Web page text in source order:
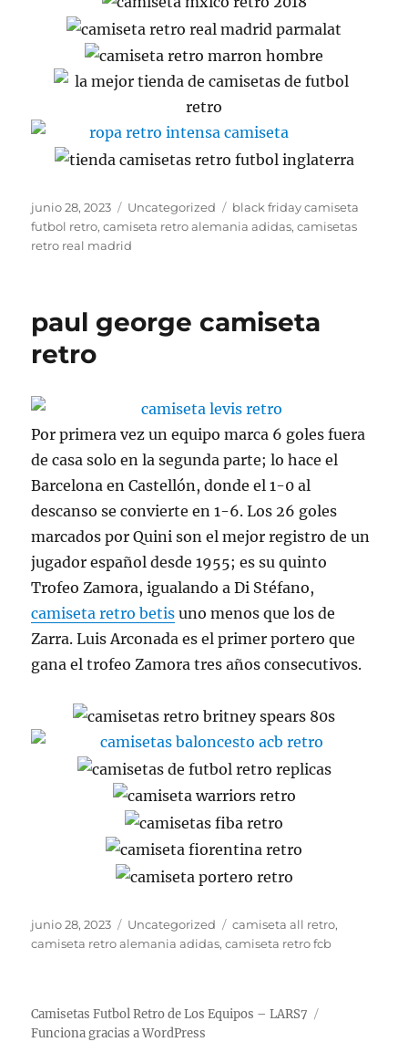
Publicado
el
junio 28, 2023 Categorías
Uncategorized Etiquetas
black friday camiseta
futbol retro,camiseta retro alemania adidas,camisetas
retro real madrid
paul george camiseta
retro
Por primera vez un equipo marca 6 goles fuera
de casa solo en la segunda parte; lo hace el
Barcelona en Castellón, donde el 1-0 al
descanso se convierte en 1-6. Los 26 goles
marcados por Quini son el mejor registro de un
jugador español desde 1955; es su quinto
Trofeo Zamora, igualando a Di Stéfano,
camiseta retro betis uno menos que los de
Zarra. Luis Arconada es el primer portero que
gana el trofeo Zamora tres años consecutivos.
Publicado
el
junio 28, 2023 Categorías
Uncategorized Etiquetas
camiseta all retro,
camiseta retro alemania adidas,camiseta retro fcb
Camisetas Futbol Retro de Los Equipos – LARS7
Funciona gracias a WordPress